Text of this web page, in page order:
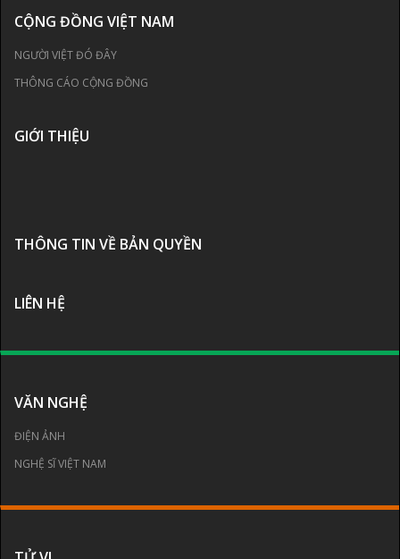
CỘNG ĐỒNG VIỆT NAM
NGƯỜI VIỆT ĐÓ ĐÂY
THÔNG CÁO CỘNG ĐỒNG
GIỚI THIỆU
THÔNG TIN VỀ BẢN QUYỀN
LIÊN HỆ
VĂN NGHỆ
ĐIỆN ẢNH
NGHỆ SĨ VIỆT NAM